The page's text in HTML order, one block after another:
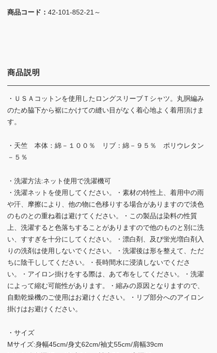
商品コード： 42-101-852-21～
商品説明
・ＵＳＡコットンを使用したロングスリーブＴシャツ。丸胴編み
のため脇下から裾にかけての縫い目がなく着心地よく着用頂けま
す。
・天竺 本体：綿－１００％ リブ：綿－９５％ ポリウレタン
－５％
・洗濯方法:ネット使用で洗濯機可
・洗濯ネットを使用してください。・素材の特性上、着用中の雨
や汗、摩擦により、他の物に色移りする場合がありますので淡色
のものとの重ね着は避けてください。・この製品は染料の性質
上、洗濯すると色落ちすることがありますので他のものと別に洗
い、すすぎを十分にしてください。・漂白剤、及び蛍光増白剤入
りの洗剤は使用しないでください。・洗濯後は形を整えて、ただ
ちに陰干ししてください。・長時間水に浸漬しないでくださ
い。・アイロン掛けをする際は、あて布をしてください。・洗濯
によって縮む可能性があります。・縮みの原因となりますので、
自動乾燥機のご使用はお避けください。・リブ部分へのアイロン
掛けはお避けください。
・サイズ
Mサイズ:身幅45cm/身丈62cm/袖丈55cm/肩幅39cm